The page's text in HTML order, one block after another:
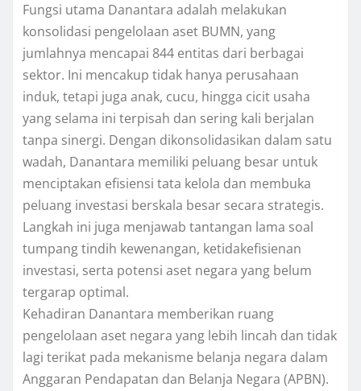
Fungsi utama Danantara adalah melakukan
konsolidasi pengelolaan aset BUMN, yang
jumlahnya mencapai 844 entitas dari berbagai
sektor. Ini mencakup tidak hanya perusahaan
induk, tetapi juga anak, cucu, hingga cicit usaha
yang selama ini terpisah dan sering kali berjalan
tanpa sinergi. Dengan dikonsolidasikan dalam satu
wadah, Danantara memiliki peluang besar untuk
menciptakan efisiensi tata kelola dan membuka
peluang investasi berskala besar secara strategis.
Langkah ini juga menjawab tantangan lama soal
tumpang tindih kewenangan, ketidakefisienan
investasi, serta potensi aset negara yang belum
tergarap optimal.
Kehadiran Danantara memberikan ruang
pengelolaan aset negara yang lebih lincah dan tidak
lagi terikat pada mekanisme belanja negara dalam
Anggaran Pendapatan dan Belanja Negara (APBN).